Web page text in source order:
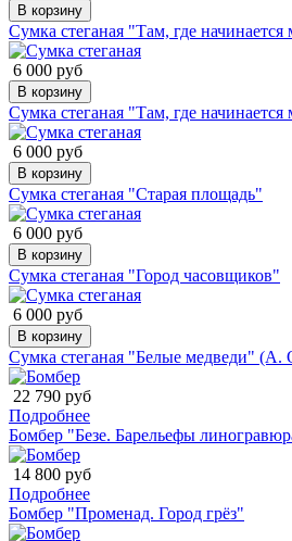
В корзину
Сумка стеганая "Там, где
6 000 руб
В корзину
Сумка стеганая "Там, где
6 000 руб
В корзину
Сумка стеганая "Старая площадь"
6 000 руб
В корзину
Сумка стеганая "Город часовщиков"
6 000 руб
В корзину
Сумка стеганая "Белые медведи" (А.
22 790 руб
Подробнее
Бомбер "Безе. Барельефы
14 800 руб
Подробнее
Бомбер "Променад. Город грёз"